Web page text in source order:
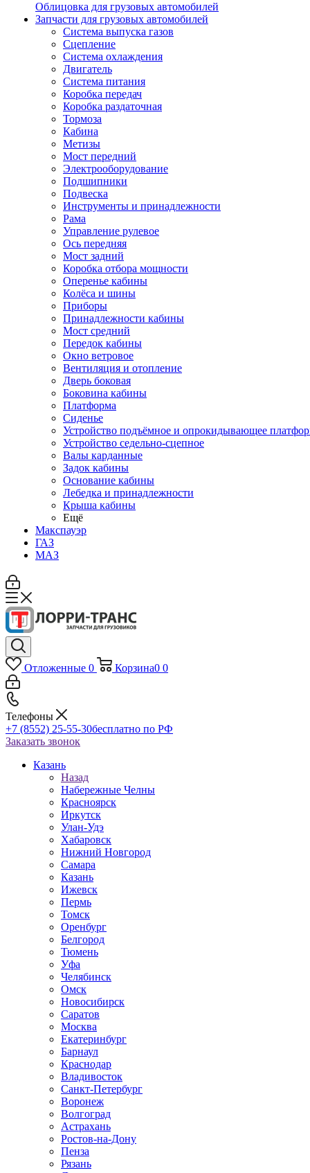
Облицовка для грузовых автомобилей
Запчасти для грузовых автомобилей
Система выпуска газов
Сцепление
Система охлаждения
Двигатель
Система питания
Коробка передач
Коробка раздаточная
Тормоза
Кабина
Метизы
Мост передний
Электрооборудование
Подшипники
Подвеска
Инструменты и принадлежности
Рама
Управление рулевое
Ось передняя
Мост задний
Коробка отбора мощности
Оперенье кабины
Колёса и шины
Приборы
Принадлежности кабины
Мост средний
Передок кабины
Окно ветровое
Вентиляция и отопление
Дверь боковая
Боковина кабины
Платформа
Сиденье
Устройство подъёмное и опрокидывающее
Устройство седельно-сцепное
Валы карданные
Задок кабины
Основание кабины
Лебедка и принадлежности
Крыша кабины
Ещё
Макспауэр
ГАЗ
МАЗ
Отложенные 0 Корзина0 0
Телефоны
+7 (8552) 25-55-30бесплатно по РФ
Заказать звонок
Казань
Назад
Набережные Челны
Красноярск
Иркутск
Улан-Удэ
Хабаровск
Нижний Новгород
Самара
Казань
Ижевск
Пермь
Томск
Оренбург
Белгород
Тюмень
Уфа
Челябинск
Омск
Новосибирск
Саратов
Москва
Екатеринбург
Барнаул
Краснодар
Владивосток
Санкт-Петербург
Воронеж
Волгоград
Астрахань
Ростов-на-Дону
Пенза
Рязань